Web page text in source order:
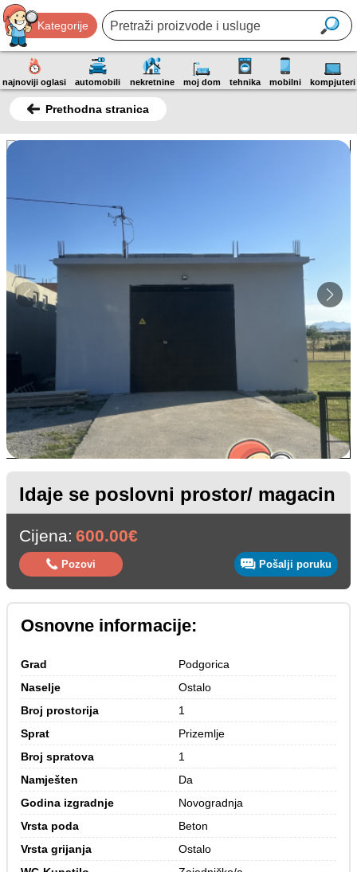
Kategorije
najnoviji oglasi automobili nekretnine moj dom tehnika mobilni kompjuteri
Prethodna stranica
Idaje se poslovni prostor/ magacin
Cijena: 600.00€
Pozovi Pošalji poruku
Osnovne informacije:
Grad
Podgorica
Naselje
Ostalo
Broj prostorija
1
Sprat
Prizemlje
Broj spratova
1
Namješten
Da
Godina izgradnje
Novogradnja
Vrsta poda
Beton
Vrsta grijanja
Ostalo